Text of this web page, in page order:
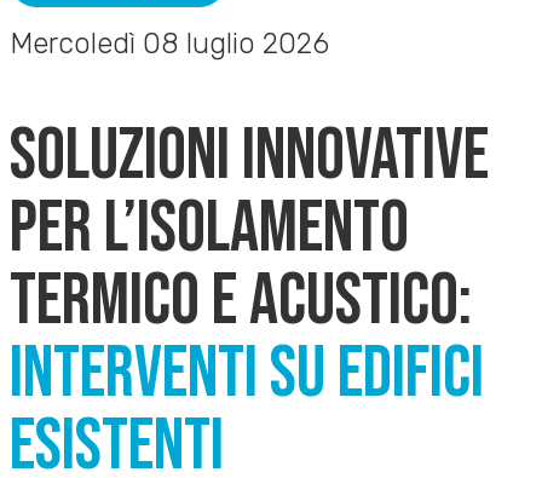
Mercoledì 08 luglio 2026
SOLUZIONI INNOVATIVE
PER L’ISOLAMENTO
TERMICO E ACUSTICO:
INTERVENTI SU EDIFICI
ESISTENTI